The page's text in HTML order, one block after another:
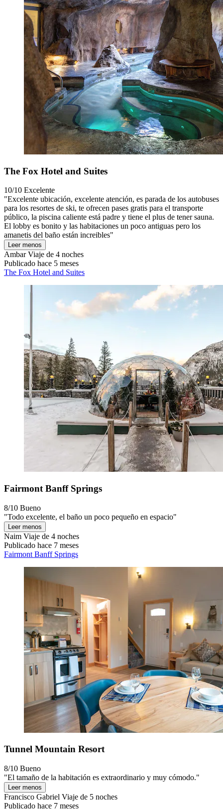
The Fox Hotel and Suites
10/10 Excelente
"Excelente ubicación, excelente atención, es parada de los autobuses
para los resortes de ski, te ofrecen pases gratis para el transporte
público, la piscina caliente está padre y tiene el plus de tener sauna.
El lobby es bonito y las habitaciones un poco antiguas pero los
amanetis del baño están increibles"
Leer menos
AmbarViaje de 4 noches
Publicado hace 5 meses
The Fox Hotel and Suites
Fairmont Banff Springs
8/10 Bueno
"Todo excelente, el baño un poco pequeño en espacio"
Leer menos
Naim Viaje de 4 noches
Publicado hace 7 meses
Fairmont Banff Springs
Tunnel Mountain Resort
8/10 Bueno
"El tamaño de la habitación es extraordinario y muy cómodo."
Leer menos
Francisco Gabriel Viaje de 5 noches
Publicado hace 7 meses